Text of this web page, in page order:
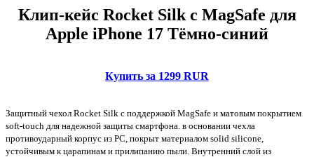
Клип-кейс Rocket Silk с MagSafe для
Apple iPhone 17 Тёмно-синий
Купить за 1299 RUR
Защитный чехол Rocket Silk с поддержкой MagSafe и матовым покрытием
soft-touch для надежной защиты смартфона. в основании чехла
противоударный корпус из PC, покрыт материалом solid silicone,
устойчивым к царапинам и прилипанию пыли. Внутренний слой из